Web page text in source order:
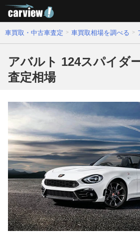
車買取・中古車査定 車買取相場を調べる
アバルト 124スパイダ
査定相場